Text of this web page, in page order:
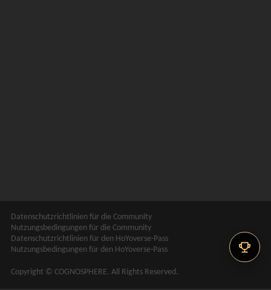
Datenschutzrichtlinien für die Community
Nutzungsbedingungen für die Community
Datenschutzrichtlinien für den HoYoverse-Pass
Nutzungsbedingungen für den HoYoverse-Pass
Copyright © COGNOSPHERE. All Rights Reserved.